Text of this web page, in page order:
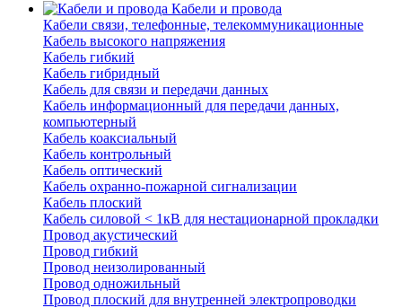
Кабели и провода
Кабели связи, телефонные, телекоммуникационные
Кабель высокого напряжения
Кабель гибкий
Кабель гибридный
Кабель для связи и передачи данных
Кабель информационный для передачи данных,
компьютерный
Кабель коаксиальный
Кабель контрольный
Кабель оптический
Кабель охранно-пожарной сигнализации
Кабель плоский
Кабель силовой < 1кВ для нестационарной прокладки
Провод акустический
Провод гибкий
Провод неизолированный
Провод одножильный
Провод плоский для внутренней электропроводки